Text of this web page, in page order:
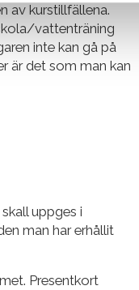
av kurstillfällena.
vattenträning
inte kan gå på
är det som man kan
uppges i
man har erhållit
Presentkort